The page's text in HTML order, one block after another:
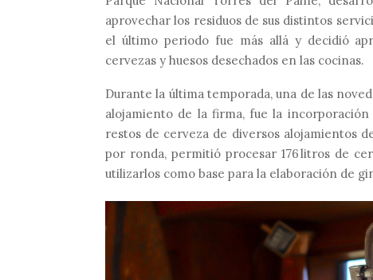
aprovechar los residuos de sus distintos
el último periodo fue más allá y decidió
cervezas y huesos desechados en las cocinas.
Durante la última temporada, una de las
alojamiento de la firma, fue la
restos de cerveza de diversos alojamientos
por ronda, permitió procesar 176 litros de
utilizarlos como base para la elaboración de